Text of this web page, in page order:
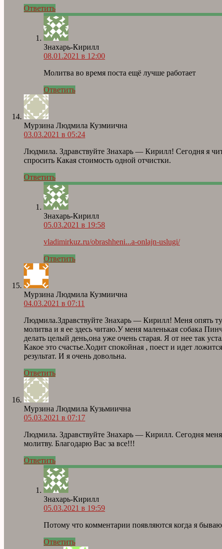
Ответить
Знахарь-Кирилл
08.01.2021 в 12:00
Молитва во время поста ещё лучше работает
Ответить
Мурзина Людмила Кузмиична
03.03.2021 в 05:24
Людмила. Здравствуйте Знахарь — Кирилл! Сегодня я
спросить Какая стоимость одной отчистки.
Ответить
Знахарь-Кирилл
05.03.2021 в 19:58
vladimirkuz.ru/obrashheni...a-onlajn-uslugi/
Ответить
Мурзина Людмила Кузмиична
04.03.2021 в 07:11
Людмила.Здравствуйте Знахарь — Кирилл! Меня опять
молитва и я ее здесь читаю.У меня маленькая собака
делать целый день,она уже очень старая. Я от нее так
Какое это счастье.Ходит спокойная , поест и идет
результат. И я очень довольна.
Ответить
Мурзина Людмила Кузьмиична
05.03.2021 в 07:17
Людмила. Здравствуйте Знахарь — Кирилл. Сегодня
молитву. Благодарю Вас за все!!!
Ответить
Знахарь-Кирилл
05.03.2021 в 19:59
Потому что комментарии появляются когда я
Ответить